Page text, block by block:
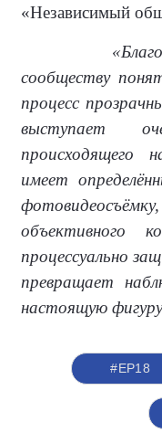
«Независимый
сообществу
процесс
выступает
происходящего
имеет
объективного
процессуально
превращает
настоящую
#ЕР18